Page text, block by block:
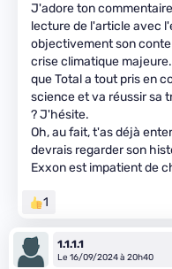
J'adore ton
lecture de l'article avec
objectivement son
crise climatique
que Total a tout pris en
science et va réussir sa
? J'hésite.
Oh, au fait, t'as déjà
devrais regarder son
Exxon est impatient de
1
1.1.1.1
Le 16/09/2024 à 20h40